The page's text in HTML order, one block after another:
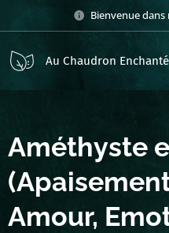
Bienvenue
Au Chaudron Enchanté
Améthyste
Amour,